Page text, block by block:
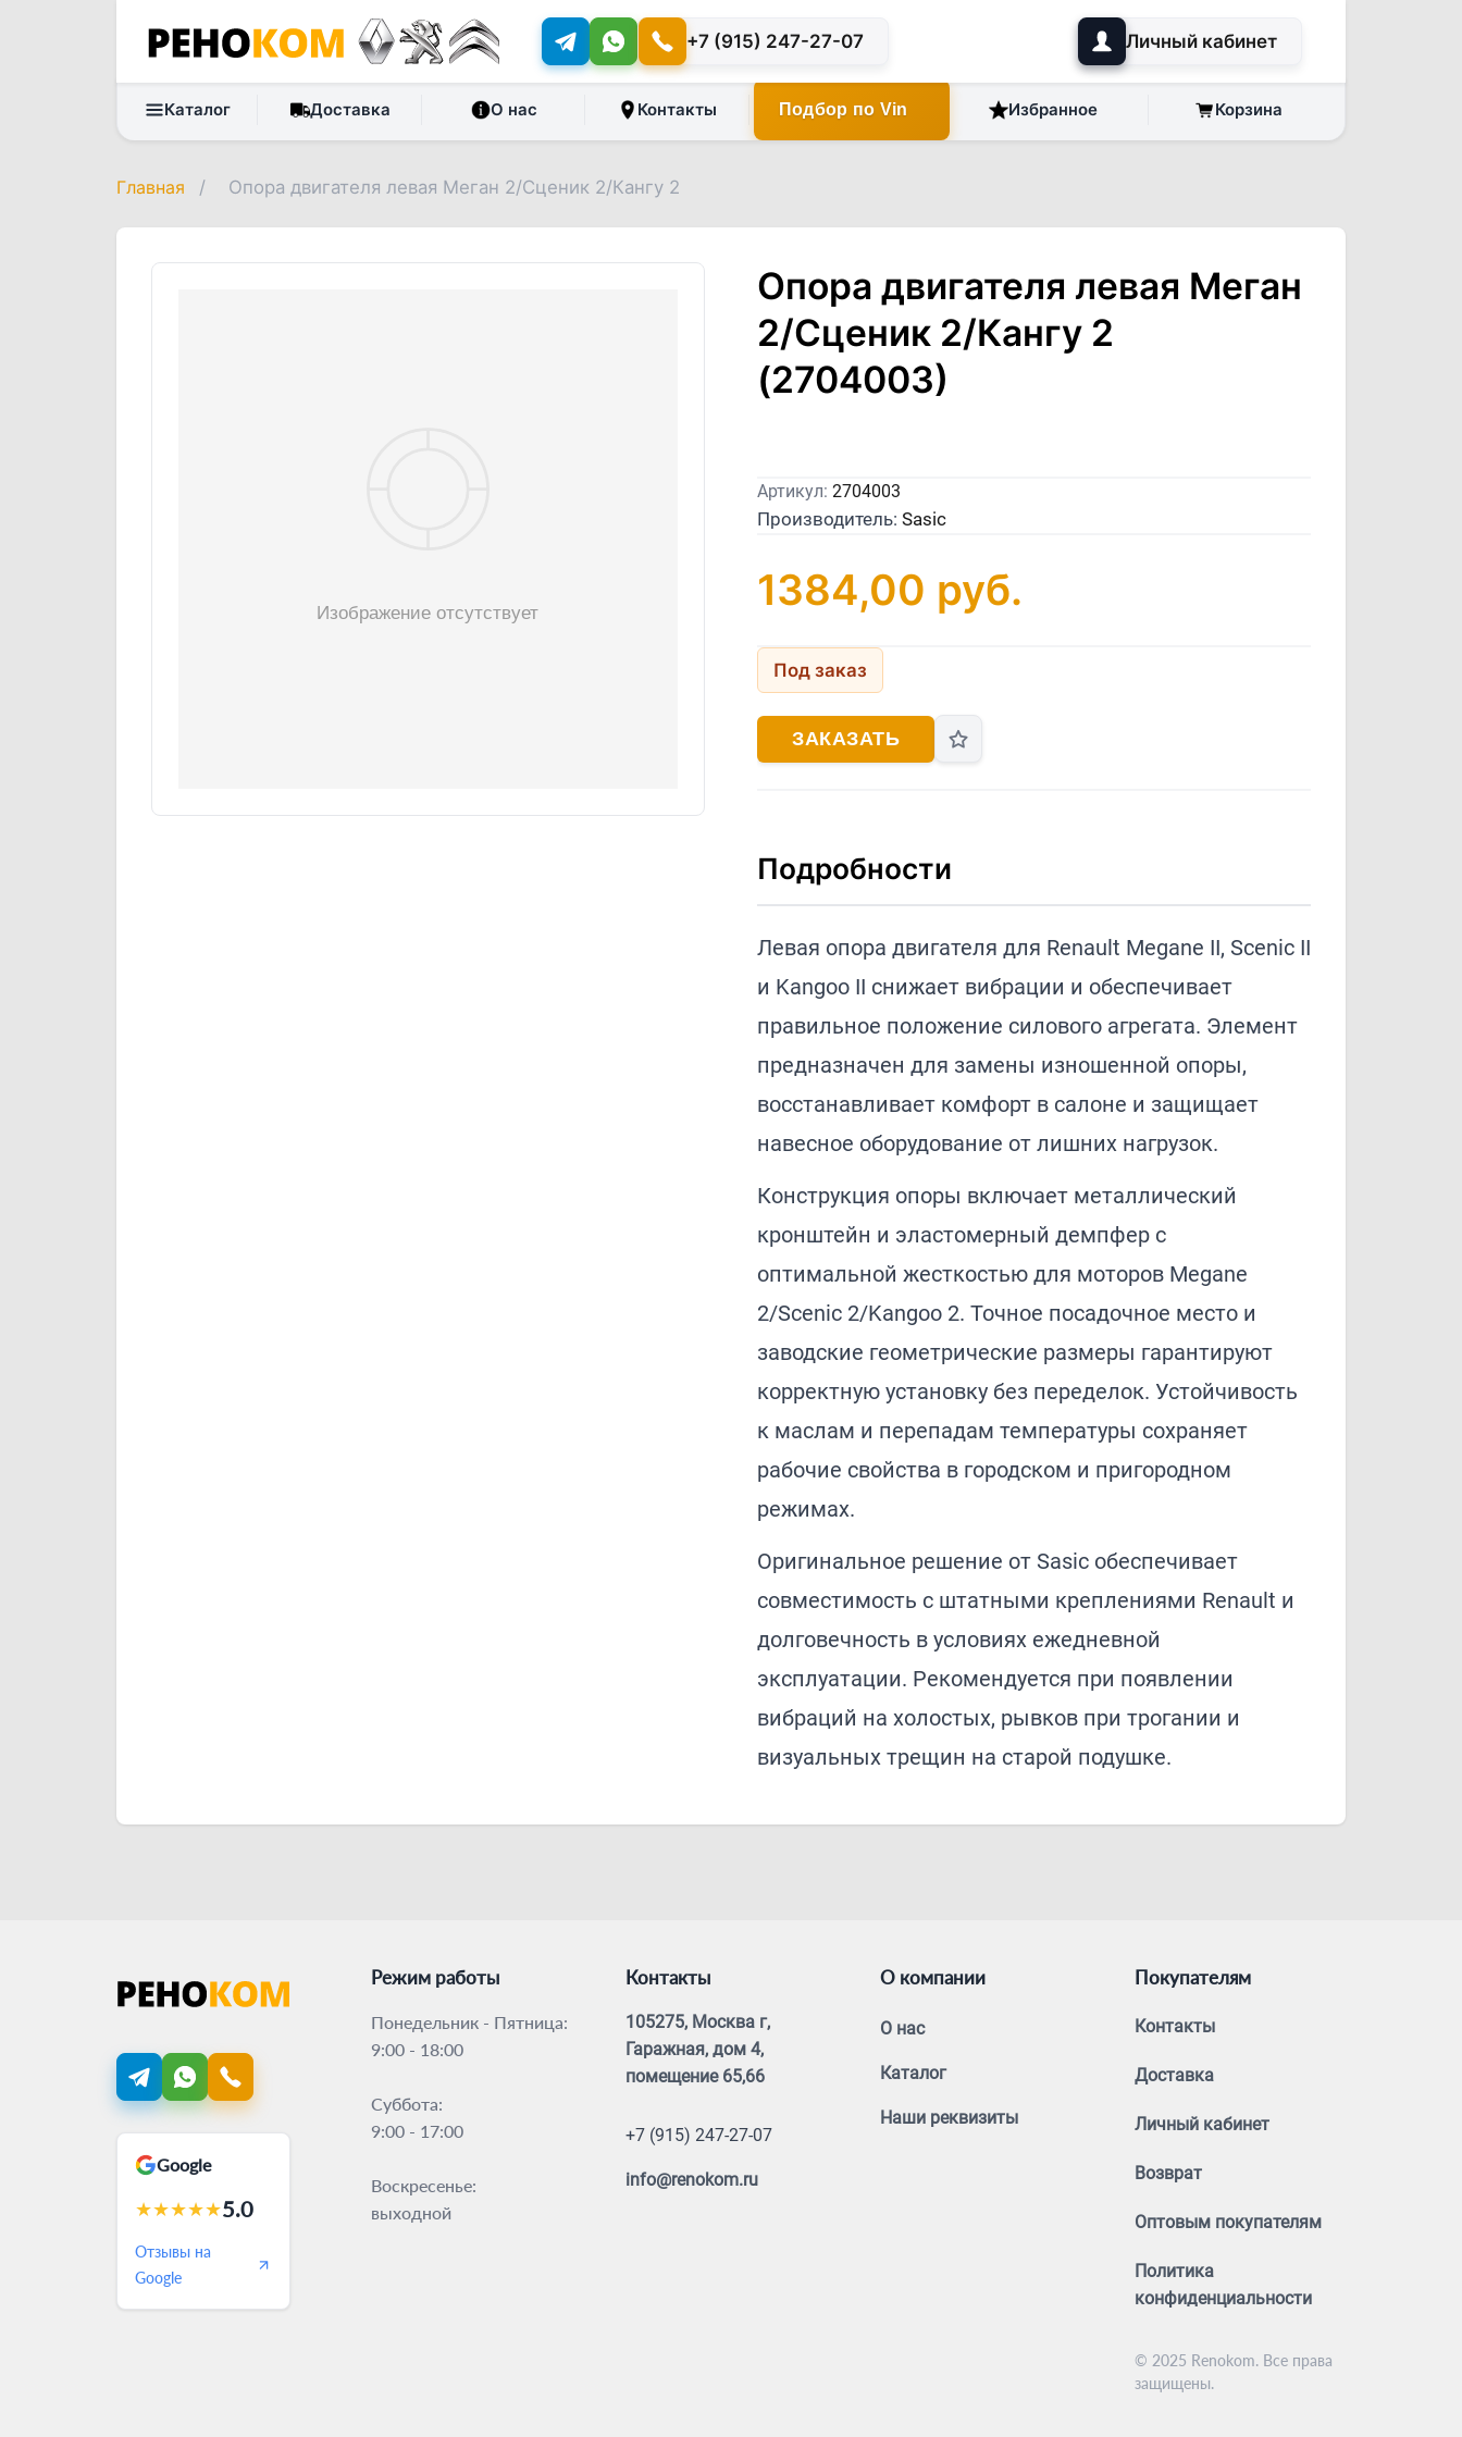
+7 (915) 247-27-07 Личный кабинет
Каталог Доставка О нас Контакты Подбор по Vin Избранное Корзина
Главная / Опора двигателя левая Меган 2/Сценик 2/Кангу 2
Опора двигателя левая Меган
2/Сценик 2/Кангу 2
(2704003)
Артикул: 2704003
Производитель: Sasic
1384,00 руб.
Под заказ
ЗАКАЗАТЬ
Подробности
Левая опора двигателя для Renault Megane II, Scenic II
и Kangoo II снижает вибрации и обеспечивает
правильное положение силового агрегата. Элемент
предназначен для замены изношенной опоры,
восстанавливает комфорт в салоне и защищает
навесное оборудование от лишних нагрузок.
Конструкция опоры включает металлический
кронштейн и эластомерный демпфер с
оптимальной жесткостью для моторов Megane
2/Scenic 2/Kangoo 2. Точное посадочное место и
заводские геометрические размеры гарантируют
корректную установку без переделок. Устойчивость
к маслам и перепадам температуры сохраняет
рабочие свойства в городском и пригородном
режимах.
Оригинальное решение от Sasic обеспечивает
совместимость с штатными креплениями Renault и
долговечность в условиях ежедневной
эксплуатации. Рекомендуется при появлении
вибраций на холостых, рывков при трогании и
визуальных трещин на старой подушке.
Google
★★★★★5.0
Отзывы на
Google
Режим работы
Понедельник - Пятница:
9:00 - 18:00
Суббота:
9:00 - 17:00
Воскресенье:
выходной
Контакты
105275, Москва г,
Гаражная, дом 4,
помещение 65,66
+7 (915) 247-27-07
info@renokom.ru
О компании
О нас
Каталог
Наши реквизиты
Покупателям
Контакты
Доставка
Личный кабинет
Возврат
Оптовым покупателям
Политика
конфиденциальности
© 2025 Renokom. Все права
защищены.